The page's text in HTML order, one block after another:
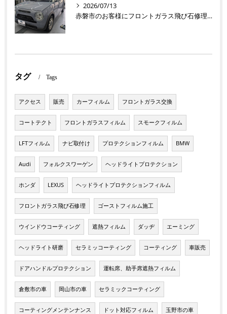
2026/07/13
赤磐市のお客様にフロントガラス飛び石修理 ラパン【nexus株式会社】
タグ Tags
アクセス 販売 カーフィルム フロントガラス交換
コートテクト フロントガラスフィルム スモークフィルム
LFTフィルム ナビ取付け プロテクションフィルム BMW
Audi フォルクスワーゲン ヘッドライトプロテクション
ホンダ LEXUS ヘッドライトプロテクションフィルム
フロントガラス飛び石修理 ゴーストフィルム施工
ウインドウコーティング 遮熱フィルム ダッヂ エーミング
ヘッドライト研磨 セラミッコーティング コーティング 車販売
ドアハンドルプロテクション 運転席、助手席遮熱フィルム
倉敷市の車 岡山市の車 セラミックコーティング
コーティングメンテンナンス ドット対応フィルム 玉野市の車